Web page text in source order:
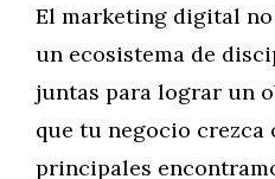
El marketing digital no
un ecosistema de
juntas para lograr un
que tu negocio crezca
principales